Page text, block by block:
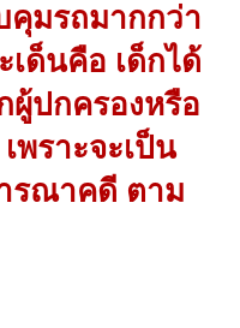
คุมรถมากกว่า
เด็นคือ เด็กได้
ผู้ปกครองหรือ
ราะจะเป็น
รณาคดี ตาม